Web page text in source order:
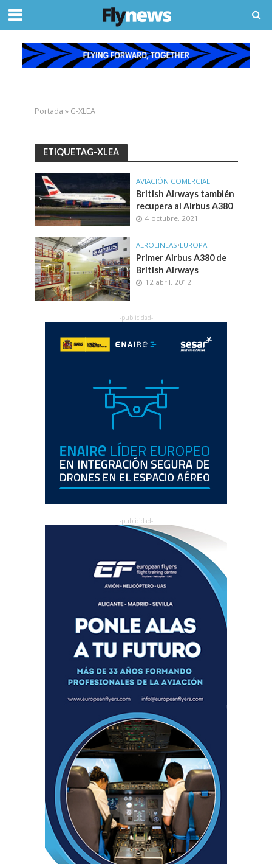
Portada » G-XLEA
ETIQUETAG-XLEA
AVIACIÓN COMERCIAL
British Airways también
recupera al Airbus A380
4 octubre, 2021
AEROLINEAS•EUROPA
Primer Airbus A380 de
British Airways
12 abril, 2012